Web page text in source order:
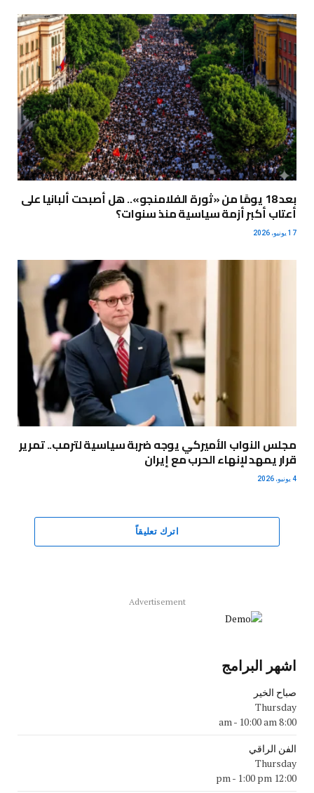
بعد 18 يومًا من «ثورة الفلامنجو».. هل أصبحت ألبانيا على
أعتاب أكبر أزمة سياسية منذ سنوات؟
17 يونيو، 2026
مجلس النواب الأميركي يوجه ضربة سياسية لترمب.. تمرير
قرار يمهد لإنهاء الحرب مع إيران
4 يونيو، 2026
اترك تعليقاً
Advertisement
اشهر البرامج
صباح الخير
Thursday
8:00 am
- 10:00 am
الفن الراقي
Thursday
12:00 pm
- 1:00 pm